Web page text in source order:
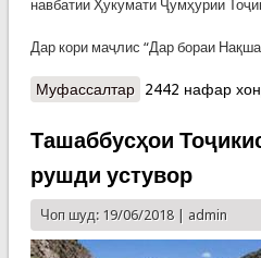
навбатии Ҳукумати Ҷумҳурии
Дар кори маҷлис “Дар бораи
Муфассалтаро Маҷлиси
2442 нафар
Ташаббусҳои
рушди устувор
Чоп шуд: 19/06/2018 | admin